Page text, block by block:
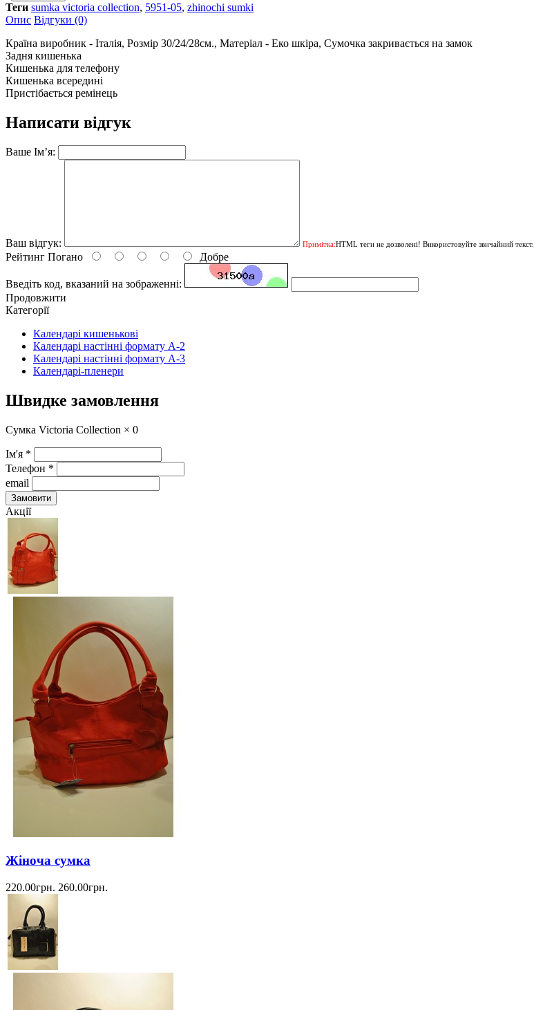
Теги sumka victoria collection, 5951-05, zhinochi sumki
Опис Відгуки (0)
Країна виробник - Італія, Розмір 30/24/28см., Матеріал - Еко шкіра, Сумочка закривається на замок
Задня кишенька
Кишенька для телефону
Кишенька всередині
Пристібається ремінець
Написати відгук
Ваше Ім’я:
Ваш відгук: Примітка:HTML теги не дозволені! Використовуйте звичайний текст.
Рейтинг Погано Добре
Введіть код, вказаний на зображенні:
Продовжити
Категорії
Календарі кишенькові
Календарі настінні формату А-2
Календарі настінні формату А-3
Календарі-пленери
Швидке замовлення
Сумка Victoria Collection × 0
Ім'я *
Телефон *
email
Замовити
Акції
Жіноча сумка
220.00грн. 260.00грн.